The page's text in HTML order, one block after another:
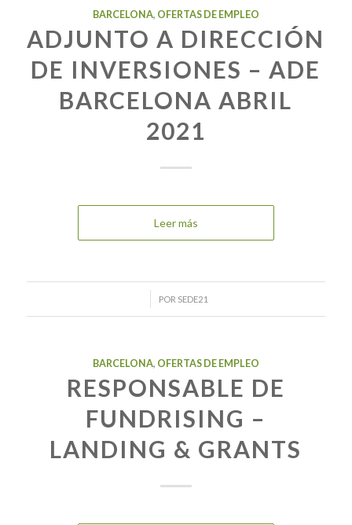
BARCELONA, OFERTAS DE EMPLEO
ADJUNTO A DIRECCIÓN
DE INVERSIONES – ADE
BARCELONA ABRIL
2021
Leer más
POR SEDE21
BARCELONA, OFERTAS DE EMPLEO
RESPONSABLE DE
FUNDRISING –
LANDING & GRANTS